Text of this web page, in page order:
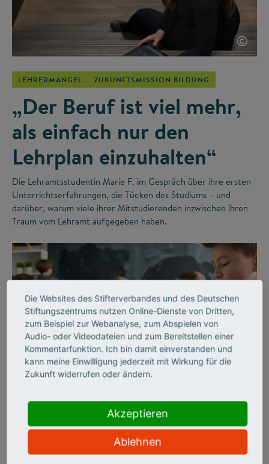
©
LEHRERMANGEL ZUKUNFTSMISSION BILDUNG
„Der Beruf ist viel mehr,
als einfach nur den
Lehrplan einzuhalten“
Die Lehramtsstudentin Marie F. im Gespräch über ihre ersten
Unterrichtserfahrungen, die Tücken des Studiums – und
darüber, warum viele ihrer Mitstudierenden inzwischen ihren
Traum vom Lehramt aufgegeben haben.
ZUKUNFTSMISSION BILDUNG LEHRERMANGEL
„Wir haben Schule
jahrzehntelang analog
Die Websites des Stifterverbandes und des Deutschen
Stiftungszentrums nutzen Online-Dienste von Dritten,
zum Beispiel zur Webanalyse, zum Abspielen von
Audio- oder Videodateien und zum Bereitstellen einer
Kommentarfunktion. Ich bin damit einverstanden und
kann meine Einwilligung jederzeit mit Wirkung für die
Zukunft widerrufen oder ändern.
Akzeptieren
Ablehnen